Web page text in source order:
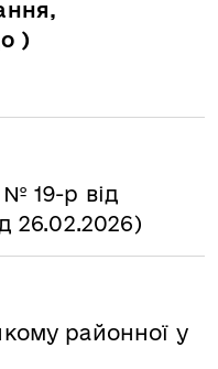
)
19-р від
26.02.2026)
районної у